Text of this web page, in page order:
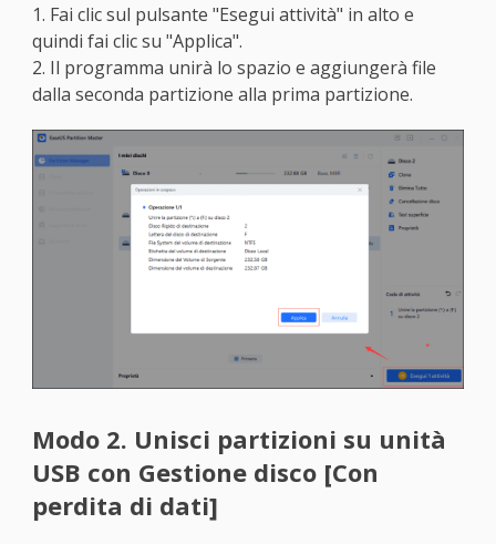
1. Fai clic sul pulsante "Esegui attività" in alto e
quindi fai clic su "Applica".
2. Il programma unirà lo spazio e aggiungerà file
dalla seconda partizione alla prima partizione.
Modo 2. Unisci partizioni su unità
USB con Gestione disco [Con
perdita di dati]